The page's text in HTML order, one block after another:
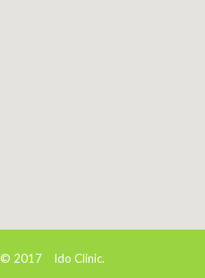
© 2017 Ido Clinic.